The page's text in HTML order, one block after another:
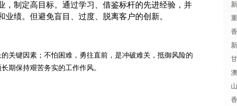
制定高目标。通过学习、借鉴标杆的先进经验，并
绩。但避免盲目、过度、脱离客户的创新。
关键因素；不怕困难，勇往直前，是冲破难关，抵御风险的
期保持艰苦务实的工作作风。